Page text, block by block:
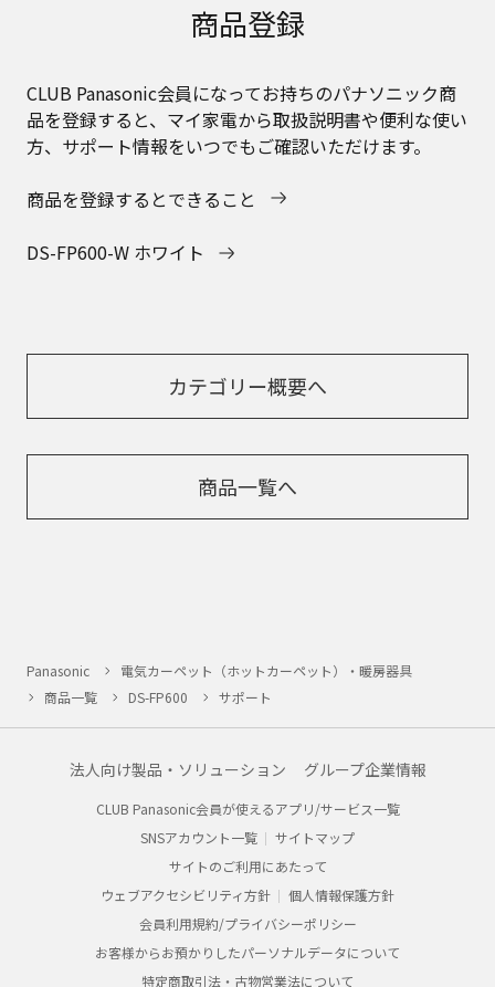
商品登録
CLUB Panasonic会員になってお持ちのパナソニック商
品を登録すると、マイ家電から取扱説明書や便利な使い
方、サポート情報をいつでもご確認いただけます。
商品を登録するとできること
DS-FP600-W ホワイト
カテゴリー概要へ
商品一覧へ
Panasonic
電気カーペット（ホットカーペット）・暖房器具
商品一覧
DS-FP600 サポート
法人向け製品・ソリューション グループ企業情報
CLUB Panasonic会員が使えるアプリ/サービス一覧
SNSアカウント一覧
サイトマップ
サイトのご利用にあたって
ウェブアクセシビリティ方針
個人情報保護方針
会員利用規約/プライバシーポリシー
お客様からお預かりしたパーソナルデータについて
特定商取引法・古物営業法について